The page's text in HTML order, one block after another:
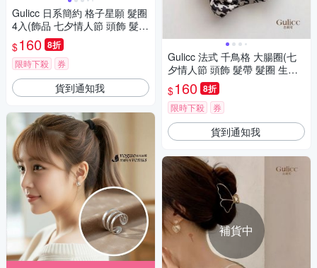
Gulicc 日系簡約 格子星願 髮圈
4入(飾品 七夕情人節 頭飾 髮帶
髮圈 生日禮物 )
$160 8折
限時下殺 券
貨到通知我
Gulicc 法式 千鳥格 大腸圈(七
夕情人節 頭飾 髮帶 髮圈 生日
禮物 )
$160 8折
限時下殺 券
貨到通知我
補貨中